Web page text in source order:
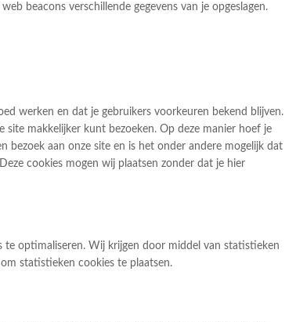
beacons verschillende gegevens van je opgeslagen.
werken en dat je gebruikers voorkeuren bekend blijven.
makkelijker kunt bezoeken. Op deze manier hoef je
bezoek aan onze site en is het onder andere mogelijk dat
cookies mogen wij plaatsen zonder dat je hier
optimaliseren. Wij krijgen door middel van statistieken
statistieken cookies te plaatsen.